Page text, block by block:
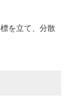
を立て、分散